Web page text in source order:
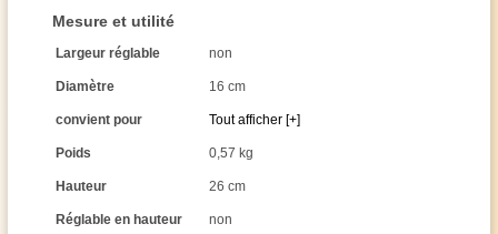
Mesure et utilité
Largeur réglable non
Diamètre 16 cm
convient pour Tout afficher [+]
Poids 0,57 kg
Hauteur 26 cm
Réglable en hauteur non